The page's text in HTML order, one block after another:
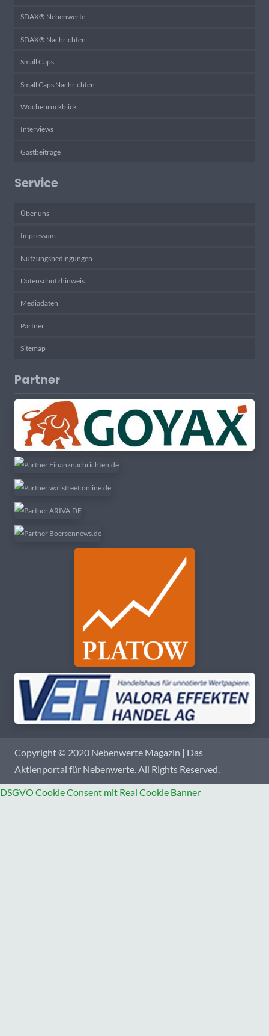
SDAX® Nebenwerte
SDAX® Nachrichten
Small Caps
Small Caps Nachrichten
Wochenrückblick
Interviews
Gastbeiträge
Service
Über uns
Impressum
Nutzungsbedingungen
Datenschutzhinweis
Mediadaten
Partner
Sitemap
Partner
Copyright © 2020 Nebenwerte Magazin | Das
Aktienportal für Nebenwerte. All Rights Reserved.
DSGVO Cookie Consent mit Real Cookie Banner